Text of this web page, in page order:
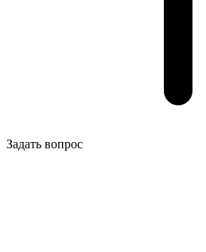
Задать вопрос